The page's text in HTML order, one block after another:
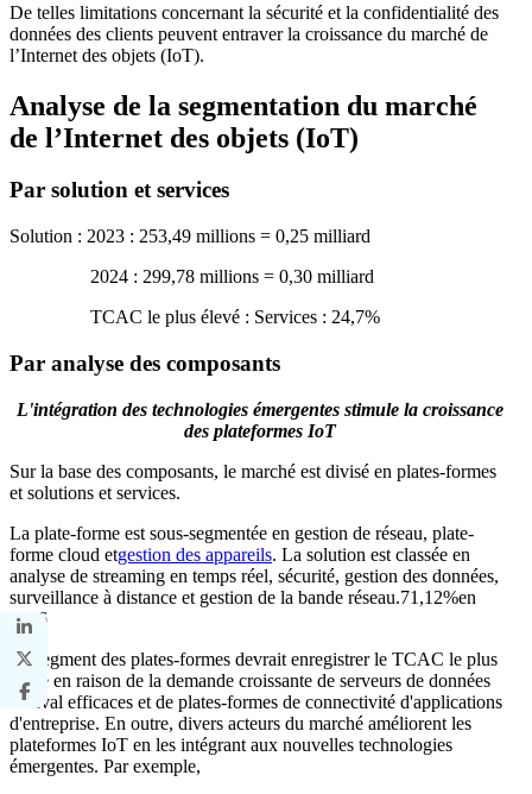
De telles limitations concernant la sécurité et la confidentialité des
données des clients peuvent entraver la croissance du marché de
l’Internet des objets (IoT).
Analyse de la segmentation du marché
de l’Internet des objets (IoT)
Par solution et services
Solution : 2023 : 253,49 millions = 0,25 milliard
2024 : 299,78 millions = 0,30 milliard
TCAC le plus élevé : Services : 24,7%
Par analyse des composants
L'intégration des technologies émergentes stimule la croissance
des plateformes IoT
Sur la base des composants, le marché est divisé en plates-formes
et solutions et services.
La plate-forme est sous-segmentée en gestion de réseau, plate-
forme cloud etgestion des appareils. La solution est classée en
analyse de streaming en temps réel, sécurité, gestion des données,
surveillance à distance et gestion de la bande réseau.71,12%en
2026
Le segment des plates-formes devrait enregistrer le TCAC le plus
élevé en raison de la demande croissante de serveurs de données
en aval efficaces et de plates-formes de connectivité d'applications
d'entreprise. En outre, divers acteurs du marché améliorent les
plateformes IoT en les intégrant aux nouvelles technologies
émergentes. Par exemple,